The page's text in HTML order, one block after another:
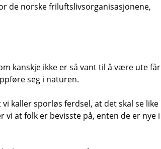
de norske friluftslivsorganisasjonene,
kanskje ikke er så vant til å være ute får
seg i naturen.
kaller sporløs ferdsel, at det skal se like
at folk er bevisste på, enten de er nye i